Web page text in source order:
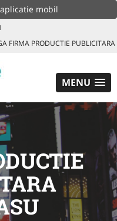
mobil
FIRMA PRODUCTIE PUBLICITARA
MENU